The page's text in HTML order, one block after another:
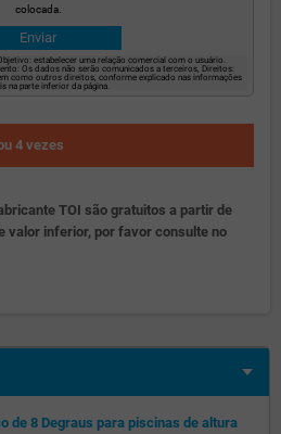
colocada.
estabelecer uma relação comercial com o usuário.
Os dados não serão comunicados a terceiros, Direitos:
como outros direitos, conforme explicado nas informações
na parte inferior da página.
4 vezes
TOI são gratuitos a partir de
valor inferior, por favor consulte no
de 8 Degraus para piscinas de altura